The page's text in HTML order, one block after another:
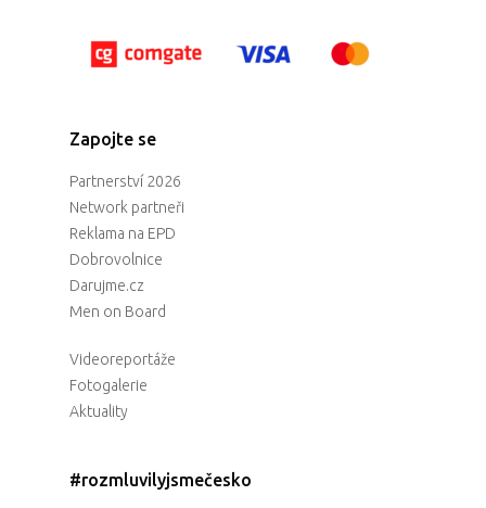
Zapojte se
Partnerství 2026
Network partneři
Reklama na EPD
Dobrovolnice
Darujme.cz
Men on Board
Videoreportáže
Fotogalerie
Aktuality
#rozmluvilyjsmečesko